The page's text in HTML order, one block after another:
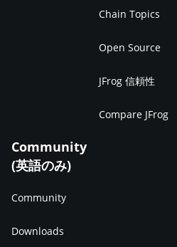
Chain Topics
Open Source
JFrog 信頼性
Compare JFrog
Community
(英語のみ)
Community
Downloads